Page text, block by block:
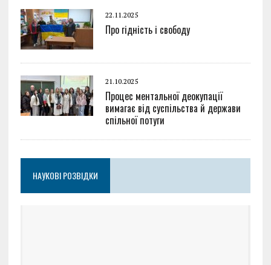
22.11.2025
Про гідність і свободу
21.10.2025
Процес ментальної деокупації
вимагає від суспільства й держави
спільної потуги
НАУКОВІ РОЗВІДКИ